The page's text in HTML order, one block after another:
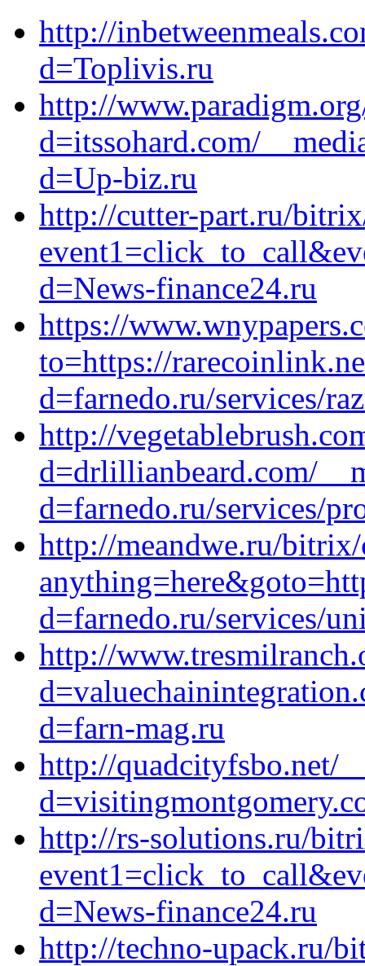
http://
d=Toplivis.ru
http://
d=itssohard.com/
d=Up-biz.ru
http://cutter-part.ru/
d=News-finance24.ru
https://
to=https://
d=farnedo.ru/services/
http://
d=drlillianbeard.com/
d=farnedo.ru/services/
http://meandwe.ru/
d=farnedo.ru/services/
http://
d=farn-mag.ru
http://quadcityfsbo.net/
http://rs-solutions.ru/
d=News-finance24.ru
http://techno-upack.ru/